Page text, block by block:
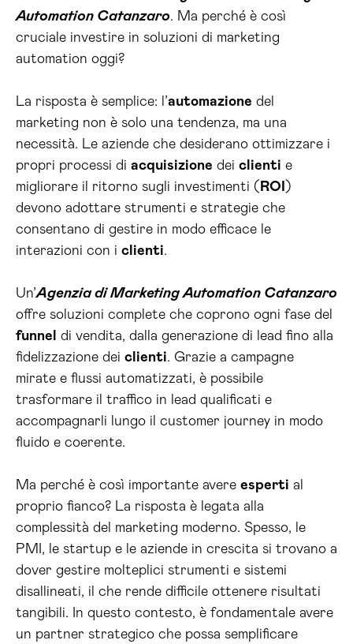
Automation Catanzaro. Ma perché è così
cruciale investire in soluzioni di marketing
automation oggi?
La risposta è semplice: l’automazione del
marketing non è solo una tendenza, ma una
necessità. Le aziende che desiderano ottimizzare i
propri processi di acquisizione dei clienti e
migliorare il ritorno sugli investimenti ( ROI )
devono adottare strumenti e strategie che
consentano di gestire in modo efficace le
interazioni con i clienti.
Un’Agenzia di Marketing Automation Catanzaro
offre soluzioni complete che coprono ogni fase del
funnel
di vendita, dalla generazione di lead fino alla
fidelizzazione dei clienti. Grazie a campagne
mirate e flussi automatizzati, è possibile
trasformare il traffico in lead qualificati e
accompagnarli lungo il customer journey in modo
fluido e coerente.
Ma perché è così importante avere esperti al
proprio fianco? La risposta è legata alla
complessità del marketing moderno. Spesso, le
PMI, le startup e le aziende in crescita si trovano a
dover gestire molteplici strumenti e sistemi
disallineati, il che rende difficile ottenere risultati
tangibili. In questo contesto, è fondamentale avere
un partner strategico che possa semplificare